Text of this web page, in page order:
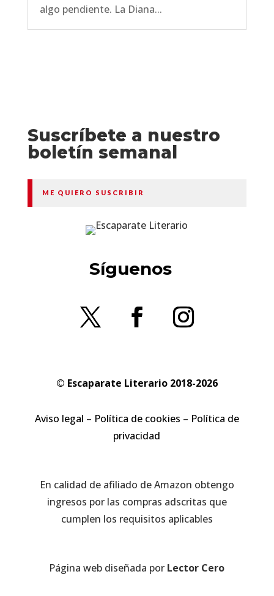
algo pendiente. La Diana...
Suscríbete a nuestro
boletín semanal
ME QUIERO SUSCRIBIR
Síguenos
© Escaparate Literario 2018-2026
Aviso legal – Política de cookies – Política de
privacidad
En calidad de afiliado de Amazon obtengo
ingresos por las compras adscritas que
cumplen los requisitos aplicables
Página web diseñada por Lector Cero